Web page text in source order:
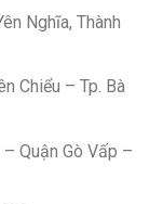
Nghĩa, Thành
Chiểu – Tp. Bà
Quận Gò Vấp –